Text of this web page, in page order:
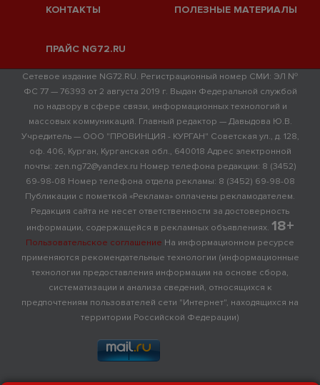
КОНТАКТЫ ПОЛЕЗНЫЕ МАТЕРИАЛЫ
ПРАЙС NG72.RU
Сетевое издание NG72.RU. Регистрационный номер СМИ: ЭЛ №
ФС 77 — 76393 от 2 августа 2019 г. Выдан Федеральной службой
по надзору в сфере связи, информационных технологий и
массовых коммуникаций. Главный редактор — Давыдова Ю.В.
Учредитель — ООО "ПРОВИНЦИЯ - КУРГАН" Советская ул., д. 128,
оф. 406, Курган, Курганская обл., 640018 Адрес электронной
почты: zen.ng72@yandex.ru Номер телефона редакции: 8 (3452)
69-98-08 Номер телефона отдела рекламы: 8 (3452) 69-98-08
Публикации с пометкой «Реклама» оплачены рекламодателем.
Редакция сайта не несет ответственности за достоверность
информации, содержащейся в рекламных объявлениях. 18+
Пользовательское соглашение На информационном ресурсе
применяются рекомендательные технологии (информационные
технологии предоставления информации на основе сбора,
систематизации и анализа сведений, относящихся к
предпочтениям пользователей сети "Интернет", находящихся на
территории Российской Федерации)